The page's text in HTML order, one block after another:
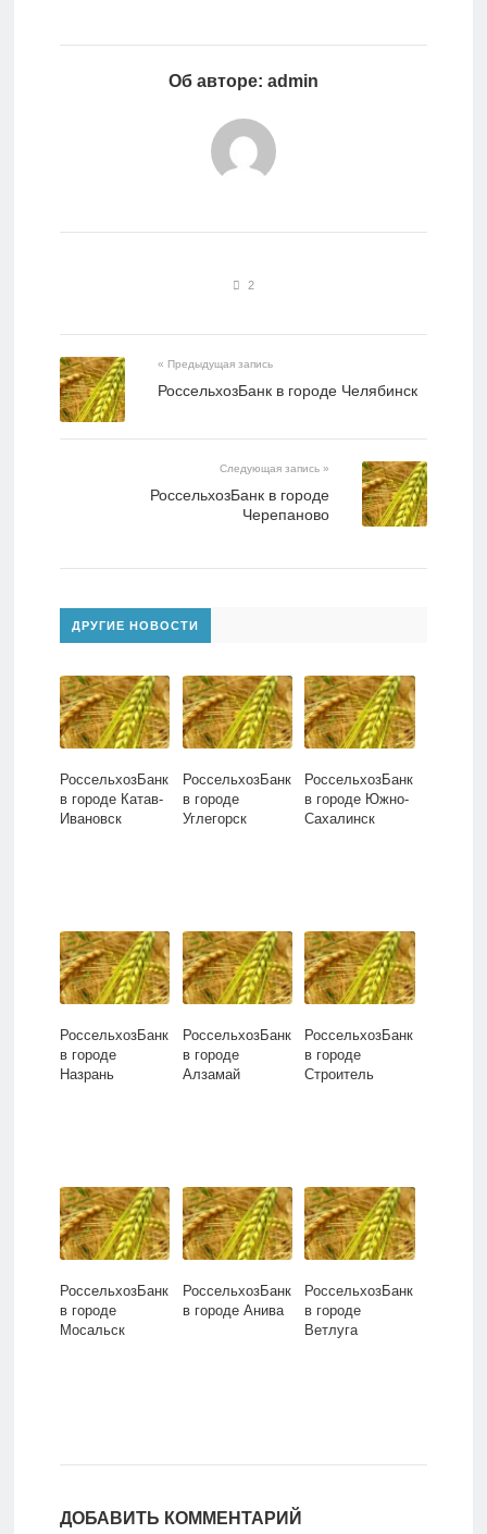
Об авторе: admin
2
« Предыдущая запись
РоссельхозБанк в городе Челябинск
Следующая запись »
РоссельхозБанк в городе
Черепаново
ДРУГИЕ НОВОСТИ
РоссельхозБанк
в городе Катав-
Ивановск
РоссельхозБанк
в городе
Углегорск
РоссельхозБанк
в городе Южно-
Сахалинск
РоссельхозБанк
в городе
Назрань
РоссельхозБанк
в городе
Алзамай
РоссельхозБанк
в городе
Строитель
РоссельхозБанк
в городе
Мосальск
РоссельхозБанк
в городе Анива
РоссельхозБанк
в городе
Ветлуга
ДОБАВИТЬ КОММЕНТАРИЙ